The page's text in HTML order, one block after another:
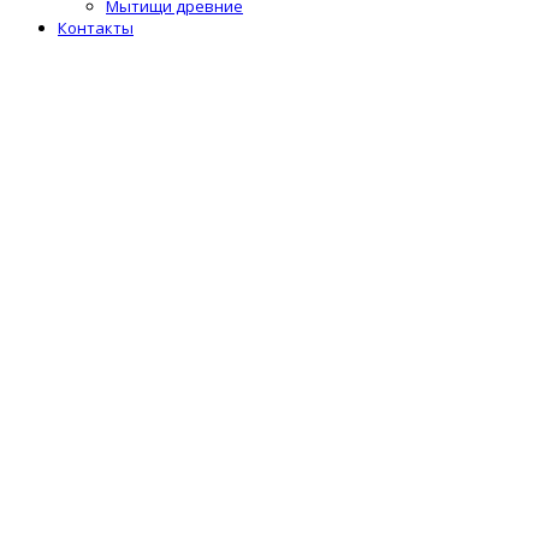
Мытищи древние
Контакты